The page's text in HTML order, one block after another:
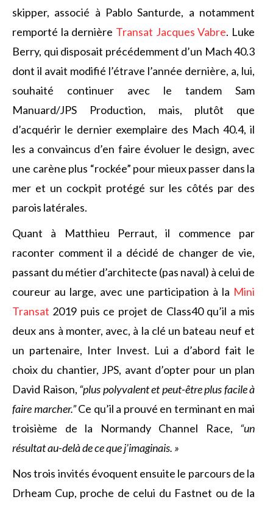
skipper, associé à Pablo Santurde, a notamment
remporté la dernière Transat Jacques Vabre. Luke
Berry, qui disposait précédemment d’un Mach 40.3
dont il avait modifié l’étrave l’année dernière, a, lui,
souhaité continuer avec le tandem Sam
Manuard/JPS Production, mais, plutôt que
d’acquérir le dernier exemplaire des Mach 40.4, il
les a convaincus d’en faire évoluer le design, avec
une carène plus “rockée” pour mieux passer dans la
mer et un cockpit protégé sur les côtés par des
parois latérales.
Quant à Matthieu Perraut, il commence par
raconter comment il a décidé de changer de vie,
passant du métier d’architecte (pas naval) à celui de
coureur au large, avec une participation à la Mini
Transat 2019 puis ce projet de Class40 qu’il a mis
deux ans à monter, avec, à la clé un bateau neuf et
un partenaire, Inter Invest. Lui a d’abord fait le
choix du chantier, JPS, avant d’opter pour un plan
David Raison, “plus polyvalent et peut-être plus facile à
faire marcher.”Ce qu’il a prouvé en terminant en mai
troisième de la Normandy Channel Race, “un
résultat au-delà de ce que j’imaginais. »
Nos trois invités évoquent ensuite le parcours de la
Drheam Cup, proche de celui du Fastnet ou de la